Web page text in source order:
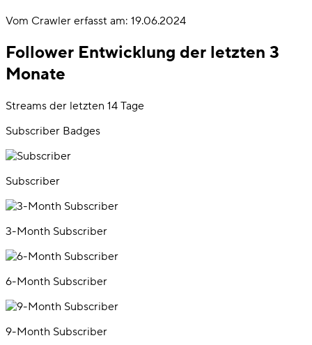
Vom Crawler erfasst am: 19.06.2024
Follower Entwicklung der letzten 3
Monate
Streams der letzten 14 Tage
Subscriber Badges
Subscriber
3-Month Subscriber
6-Month Subscriber
9-Month Subscriber